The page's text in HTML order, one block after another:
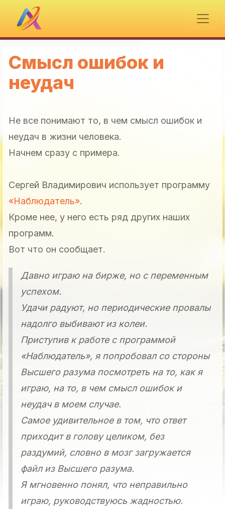
Смысл ошибок и
неудач
Не все понимают то, в чем смысл ошибок и
неудач в жизни человека.
Начнем сразу с примера.
Сергей Владимирович использует программу
«Наблюдатель».
Кроме нее, у него есть ряд других наших
программ.
Вот что он сообщает.
Давно играю на бирже, но с переменным
успехом.
Удачи радуют, но периодические провалы
надолго выбивают из колеи.
Приступив к работе с программой
«Наблюдатель», я попробовал со стороны
Высшего разума посмотреть на то, как я
играю, на то, в чем смысл ошибок и
неудач в моем случае.
Самое удивительное в том, что ответ
приходит в голову целиком, без
раздумий, словно в мозг загружается
файл из Высшего разума.
Я мгновенно понял, что неправильно
играю, руководствуюсь жадностью.